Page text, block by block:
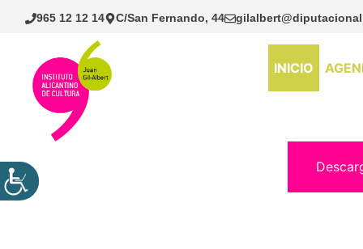
Saltar
965 12 12 14 C/San Fernando, 44
INICIO